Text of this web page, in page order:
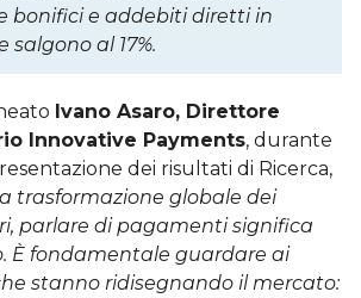
bonifici e addebiti diretti in
al 17%.
Ivano Asaro, Direttore
Innovative Payments, durante
dei risultati di Ricerca,
trasformazione globale dei
parlare di pagamenti significa
È fondamentale guardare ai
stanno ridisegnando il mercato: